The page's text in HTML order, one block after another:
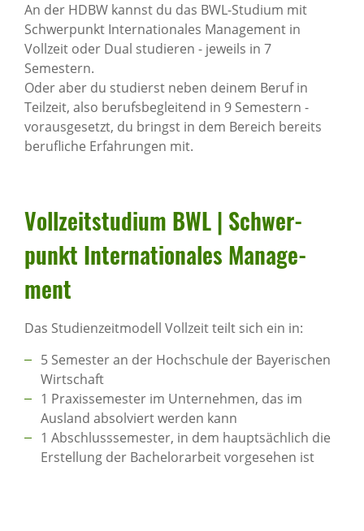
An der HDBW kannst du das BWL-Studium mit
Schwerpunkt Internationales Management in
Vollzeit oder Dual studieren - jeweils in 7
Semestern.
Oder aber du studierst neben deinem Beruf in
Teilzeit, also berufsbegleitend in 9 Semestern -
vorausgesetzt, du bringst in dem Bereich bereits
berufliche Erfahrungen mit.
Voll­zeit­stu­dium BWL | Schwer­
punkt Inter­na­ti­o­nales Manage­
ment
Das Studienzeitmodell Vollzeit teilt sich ein in:
5 Semester an der Hochschule der Bayerischen
Wirtschaft
1 Praxissemester im Unternehmen, das im
Ausland absolviert werden kann
1 Abschlusssemester, in dem hauptsächlich die
Erstellung der Bachelorarbeit vorgesehen ist